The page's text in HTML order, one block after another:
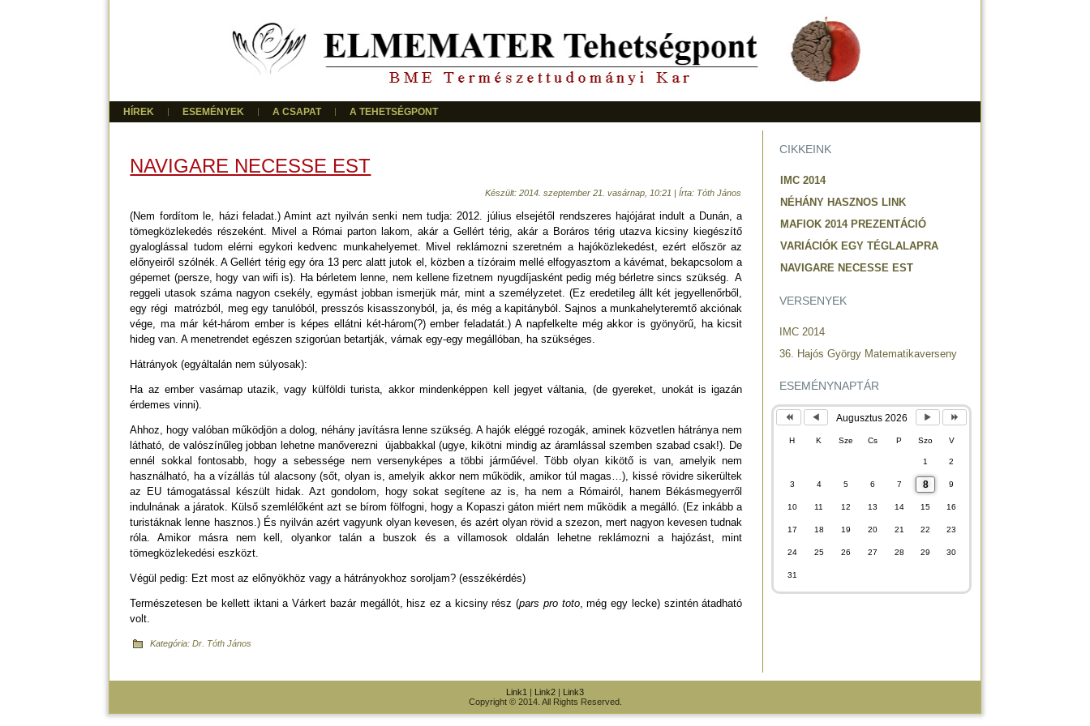
HÍREK ESEMÉNYEK A CSAPAT A TEHETSÉGPONT
NAVIGARE NECESSE EST
Készült: 2014. szeptember 21. vasárnap, 10:21 |Írta: Tóth János
(Nem fordítom le, házi feladat.) Amint azt nyilván senki nem tudja: 2012. július elsejétől rendszeres hajójárat indult a Dunán, a
tömegközlekedés részeként. Mivel a Római parton lakom, akár a Gellért térig, akár a Boráros térig utazva kicsiny kiegészítő
gyaloglással tudom elérni egykori kedvenc munkahelyemet. Mivel reklámozni szeretném a hajóközlekedést, ezért először az
előnyeiről szólnék. A Gellért térig egy óra 13 perc alatt jutok el, közben a tízóraim mellé elfogyasztom a kávémat, bekapcsolom a
gépemet (persze, hogy van wifi is). Ha bérletem lenne, nem kellene fizetnem nyugdíjasként pedig még bérletre sincs szükség. A
reggeli utasok száma nagyon csekély, egymást jobban ismerjük már, mint a személyzetet. (Ez eredetileg állt két jegyellenőrből,
egy régi matrózból, meg egy tanulóból, presszós kisasszonyból, ja, és még a kapitányból. Sajnos a munkahelyteremtő akciónak
vége, ma már két-három ember is képes ellátni két-három(?) ember feladatát.) A napfelkelte még akkor is gyönyörű, ha kicsit
hideg van. A menetrendet egészen szigorúan betartják, várnak egy-egy megállóban, ha szükséges.
Hátrányok (egyáltalán nem súlyosak):
Ha az ember vasárnap utazik, vagy külföldi turista, akkor mindenképpen kell jegyet váltania, (de gyereket, unokát is igazán
érdemes vinni).
Ahhoz, hogy valóban működjön a dolog, néhány javításra lenne szükség. A hajók eléggé rozogák, aminek közvetlen hátránya nem
látható, de valószínűleg jobban lehetne manőverezni újabbakkal (ugye, kikötni mindig az áramlással szemben szabad csak!). De
ennél sokkal fontosabb, hogy a sebessége nem versenyképes a többi járműével. Több olyan kikötő is van, amelyik nem
használható, ha a vízállás túl alacsony (sőt, olyan is, amelyik akkor nem működik, amikor túl magas…), kissé rövidre sikerültek
az EU támogatással készült hidak. Azt gondolom, hogy sokat segítene az is, ha nem a Rómairól, hanem Békásmegyerről
indulnának a járatok. Külső szemlélőként azt se bírom fölfogni, hogy a Kopaszi gáton miért nem működik a megálló. (Ez inkább a
turistáknak lenne hasznos.) És nyilván azért vagyunk olyan kevesen, és azért olyan rövid a szezon, mert nagyon kevesen tudnak
róla. Amikor másra nem kell, olyankor talán a buszok és a villamosok oldalán lehetne reklámozni a hajózást, mint
tömegközlekedési eszközt.
Végül pedig: Ezt most az előnyökhöz vagy a hátrányokhoz soroljam? (esszékérdés)
Természetesen be kellett iktani a Várkert bazár megállót, hisz ez a kicsiny rész (pars pro toto, még egy lecke) szintén átadható
volt.
Kategória:Dr. Tóth János
CIKKEINK
IMC 2014
NÉHÁNY HASZNOS LINK
MAFIOK 2014 PREZENTÁCIÓ
VARIÁCIÓK EGY TÉGLALAPRA
NAVIGARE NECESSE EST
VERSENYEK
IMC 2014
36. Hajós György Matematikaverseny
ESEMÉNYNAPTÁR
Augusztus 2026
H K Sze Cs P Szo V
1 2
3 4 5 6 7 8 9
10 11 12 13 14 15 16
17 18 19 20 21 22 23
24 25 26 27 28 29 30
31
Link1 | Link2 | Link3
Copyright © 2014. All Rights Reserved.